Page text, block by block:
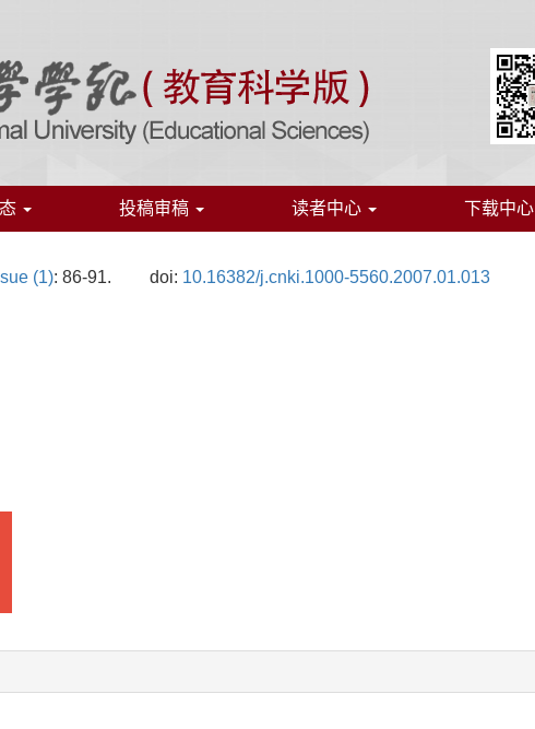
投稿审稿 读者中心 下载中心
(1): 86-91. doi: 10.16382/j.cnki.1000-5560.2007.01.013